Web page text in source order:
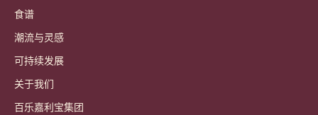
Callebaut
食谱
潮流与灵感
可持续发展
关于我们
百乐嘉利宝集团